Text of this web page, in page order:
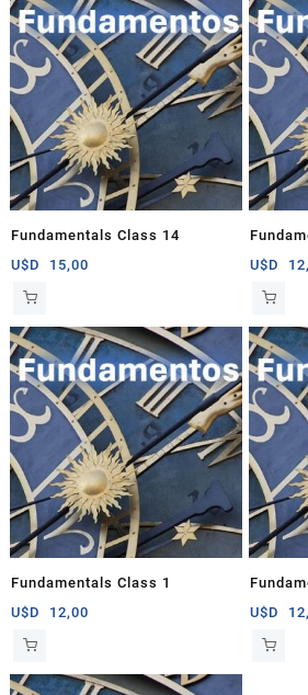
Fundamentals Class 14
U$D
15,00
U$D
Fundamentals Class 1
U$D
12,00
U$D